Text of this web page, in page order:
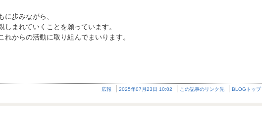
に歩みながら、
しまれていくことを願っています。
からの活動に取り組んでまいります。
広報 2025年07月23日 10:02 この記事のリンク先 BLOGトップ